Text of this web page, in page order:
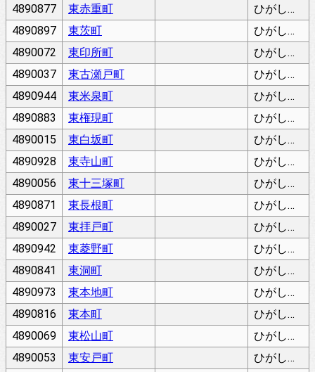
4890877
東赤重町
ひがしあかしげちょう
4890897
東茨町
ひがしいばらちょう
4890072
東印所町
ひがしいんぞちょう
4890037
東古瀬戸町
ひがしこせとちょう
4890944
東米泉町
ひがしこめいずみちょう
4890883
東権現町
ひがしごんげんちょう
4890015
東白坂町
ひがししらさかちょう
4890928
東寺山町
ひがしてらやまちょう
4890056
東十三塚町
ひがしとみづかちょう
4890871
東長根町
ひがしながねちょう
4890027
東拝戸町
ひがしはいどちょう
4890942
東菱野町
ひがしひしのちょう
4890841
東洞町
ひがしぼらちょう
4890973
東本地町
ひがしほんじちょう
4890816
東本町
ひがしほんまち
4890069
東松山町
ひがしまつやまちょう
4890053
東安戸町
ひがしやすどちょう